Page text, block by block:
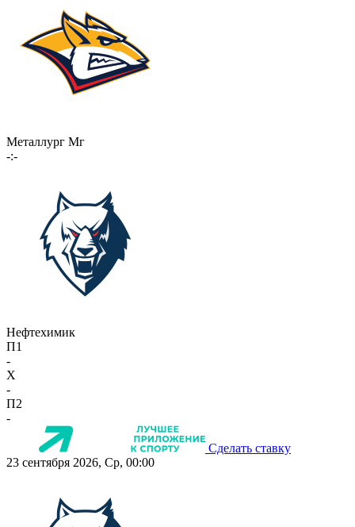
Металлург Мг
-:-
Нефтехимик
П1
-
X
-
П2
-
Сделать ставку
23 сентября 2026, Ср, 00:00